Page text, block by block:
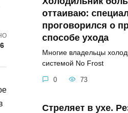
оттаиваю:
проговорился о
способе ухода
Многие владельцы
системой No Frost
0 73
Стреляет в ухе.